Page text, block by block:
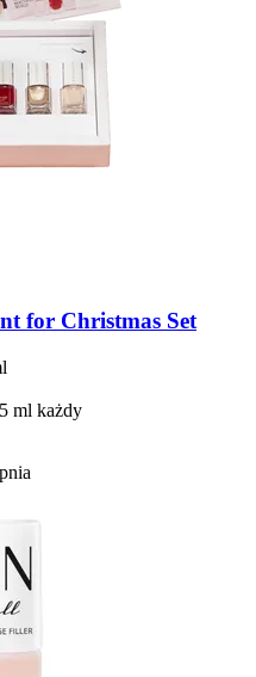
for Christmas Set
ml każdy